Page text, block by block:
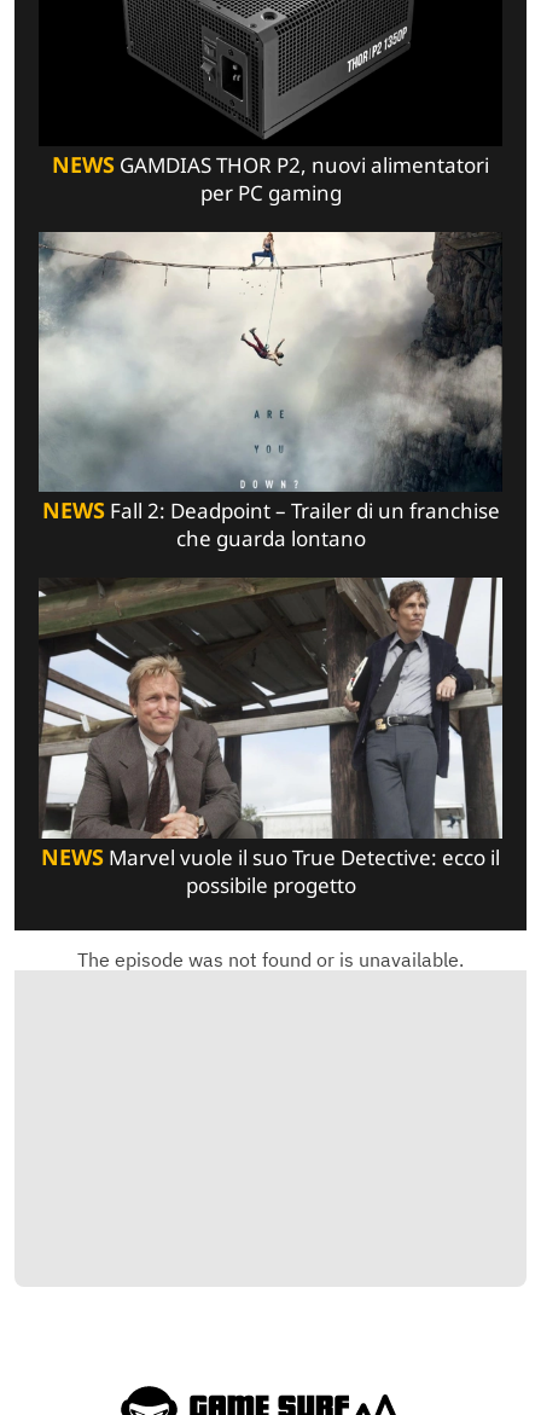
NEWS GAMDIAS THOR P2, nuovi alimentatori
per PC gaming
NEWSFall 2: Deadpoint – Trailer di un franchise
che guarda lontano
NEWS Marvel vuole il suo True Detective: ecco il
possibile progetto